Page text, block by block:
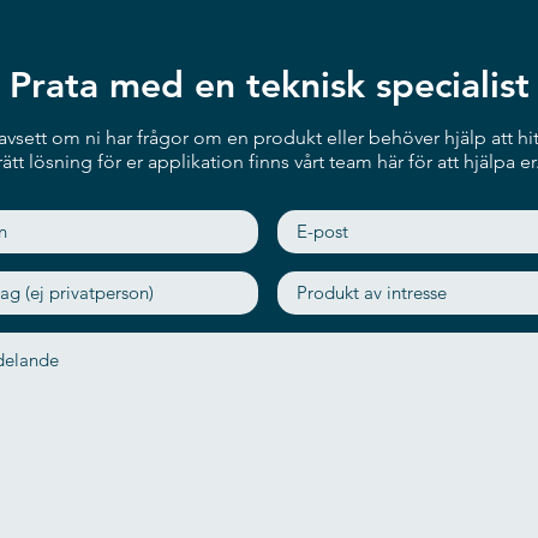
Prata med en teknisk specialist
om ni har frågor om en produkt eller behöver hjälp att
lösning för er applikation finns vårt team här för att hjälpa